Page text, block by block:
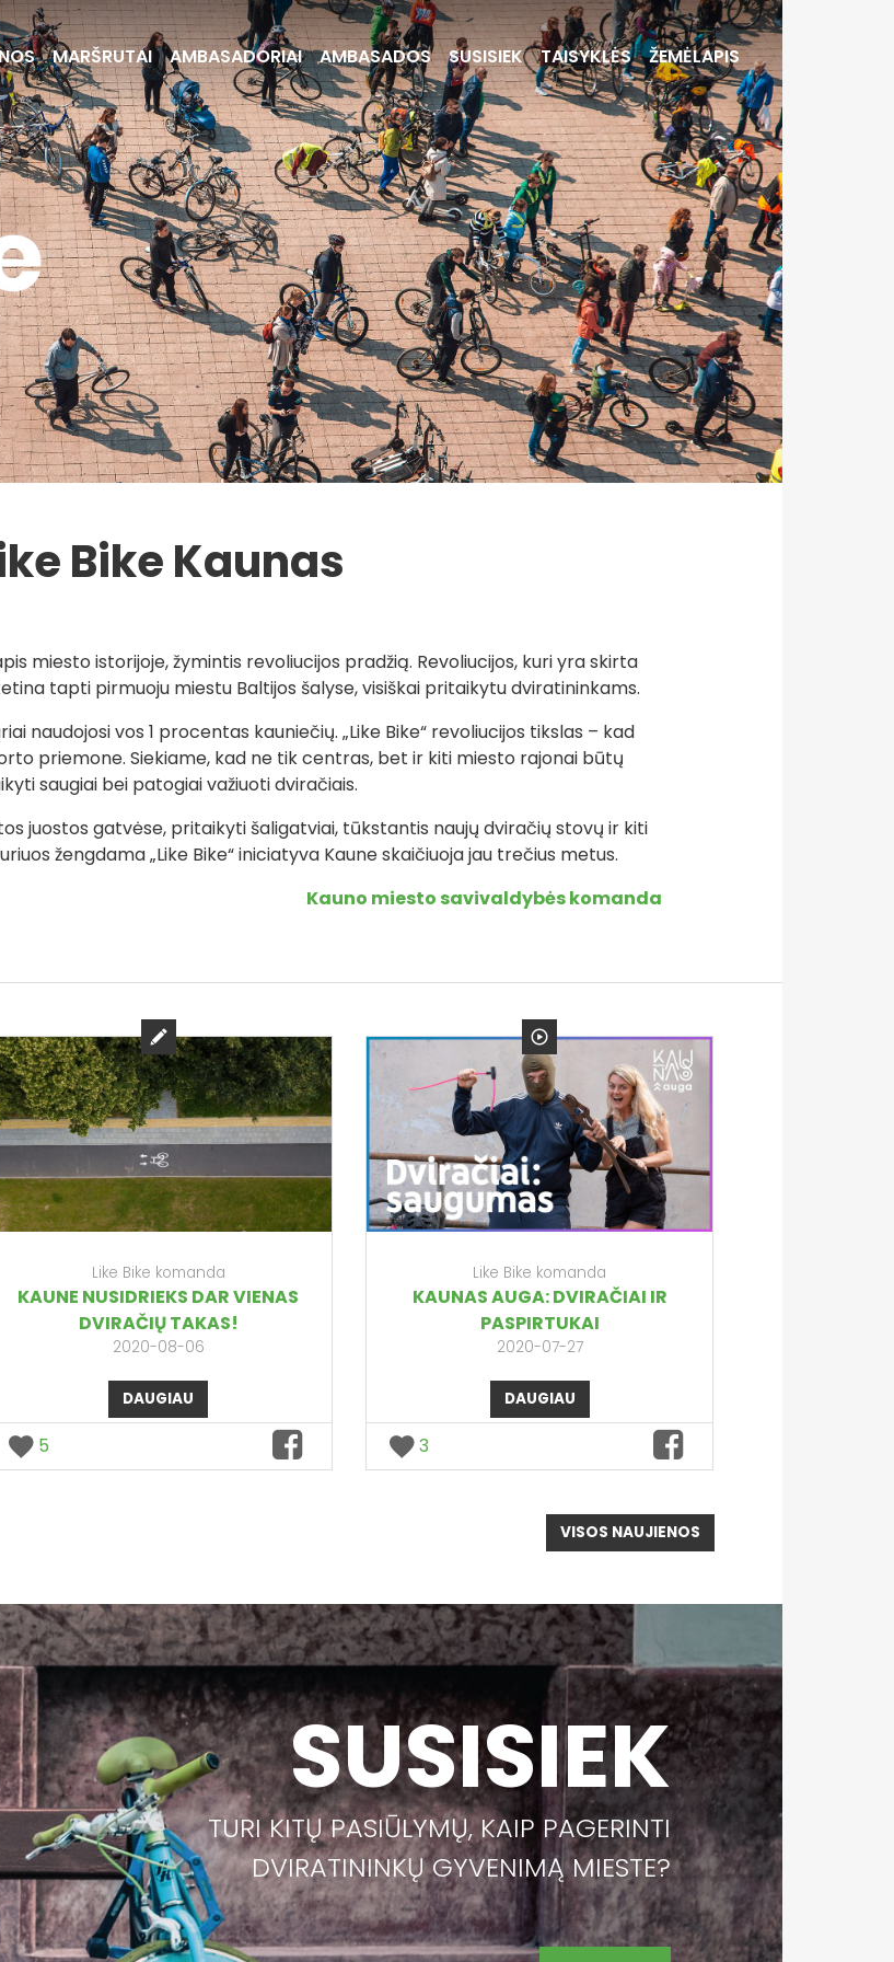
MARŠRUTAI AMBASADORIAI AMBASADOS SUSISIEK TAISYKLĖS ŽEMĖLAPIS
Bike Kaunas
miesto istorijoje, žymintis revoliucijos pradžią. Revoliucijos, kuri yra skirta
tapti pirmuoju miestu Baltijos šalyse, visiškai pritaikytu dviratininkams.
naudojosi vos 1 procentas kauniečių. „Like Bike“ revoliucijos tikslas – kad
priemone. Siekiame, kad ne tik centras, bet ir kiti miesto rajonai būtų
saugiai bei patogiai važiuoti dviračiais.
juostos gatvėse, pritaikyti šaligatviai, tūkstantis naujų dviračių stovų ir kiti
žengdama „Like Bike“ iniciatyva Kaune skaičiuoja jau trečius metus.
Kauno miesto savivaldybės komanda
Like Bike komanda
KAUNE NUSIDRIEKS DAR VIENAS
DVIRAČIŲ TAKAS!
2020-08-06
DAUGIAU
5
Like Bike komanda
KAUNAS AUGA: DVIRAČIAI IR
PASPIRTUKAI
2020-07-27
DAUGIAU
3
VISOS NAUJIENOS
SUSISIEK
TURI KITŲ PASIŪLYMŲ, KAIP PAGERINTI
DVIRATININKŲ GYVENIMĄ MIESTE?